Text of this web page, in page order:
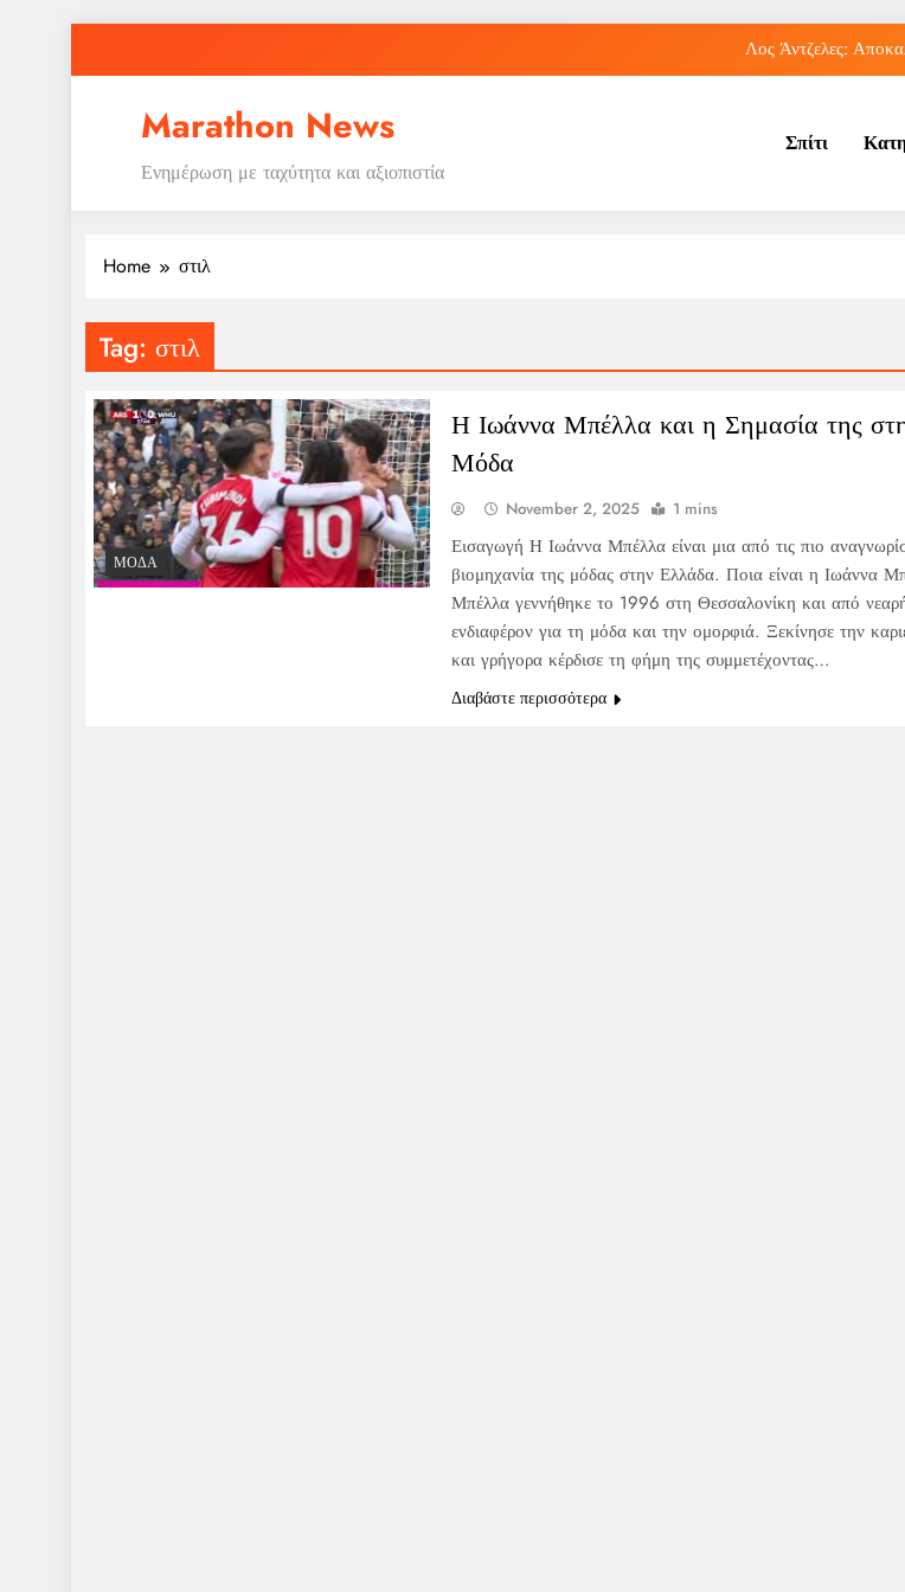
Λος Άντζελες:
Ελληνικές διακρίσεις στο Παγκόσμιο Κ20:
Λος Άντζελες:
Η Τραμπζονσπόρ ανακοίνωσε την
Marathon News
Ενημέρωση με ταχύτητα και αξιοπιστία
Σπίτι
Home στιλ
Tag: στιλ
ΜΌΔΑ
Η Ιωάννα Μπέλλα και η Σημασία της
Μόδα
November 2, 2025 1 mins
Εισαγωγή Η Ιωάννα Μπέλλα είναι μια από τις πιο
βιομηχανία της μόδας στην Ελλάδα. Ποια είναι η Ιωάννα
Μπέλλα γεννήθηκε το 1996 στη Θεσσαλονίκη και από νεαρή
ενδιαφέρον για τη μόδα και την ομορφιά. Ξεκίνησε την
και γρήγορα κέρδισε τη φήμη της συμμετέχοντας…
Διαβάστε περισσότερα